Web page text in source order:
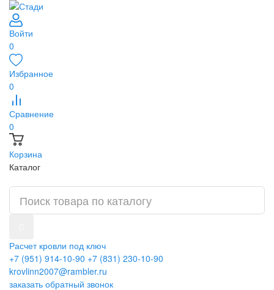
Войти
0
Избранное
0
Сравнение
0
Корзина
Каталог
Расчет кровли под ключ
+7 (951) 914-10-90 +7 (831) 230-10-90
krovlinn2007@rambler.ru
заказать обратный звонок